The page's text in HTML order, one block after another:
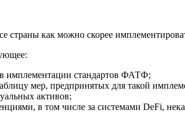
страны как можно скорее
имплементации стандартов ФАТФ;
мер, предпринятых для такой
активов;
в том числе за системами DeFi,